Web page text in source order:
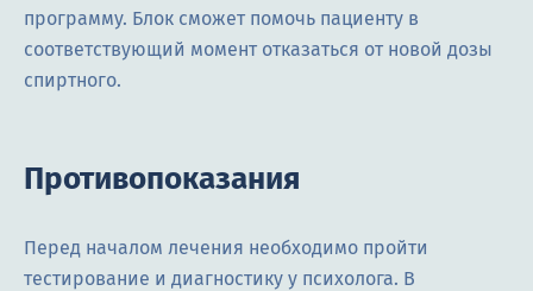
программу. Блок сможет помочь пациенту в
соответствующий момент отказаться от новой дозы
спиртного.
Противопоказания
Перед началом лечения необходимо пройти
тестирование и диагностику у психолога. В